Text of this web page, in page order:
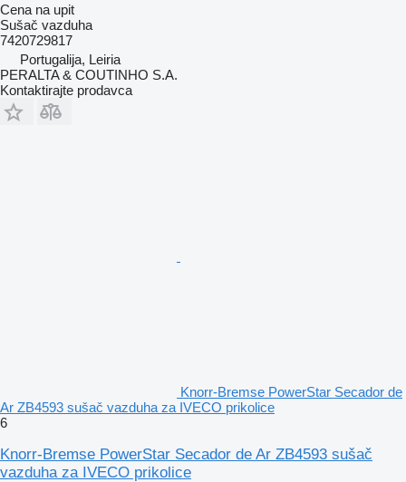
Cena na upit
Sušač vazduha
7420729817
Portugalija, Leiria
PERALTA & COUTINHO S.A.
Kontaktirajte prodavca
Knorr-Bremse PowerStar Secador de
Ar ZB4593 sušač vazduha za IVECO prikolice
6
Knorr-Bremse PowerStar Secador de Ar ZB4593 sušač
vazduha za IVECO prikolice